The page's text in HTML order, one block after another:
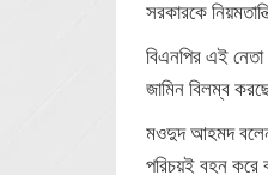
সরকারকে
বিএনপির এই নেতা
জামিন বিলম্ব
মওদুদ আহমদ বলেন,
পরিচয়ই বহন করে